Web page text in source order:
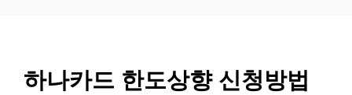
하나카드 한도상향 신청방법